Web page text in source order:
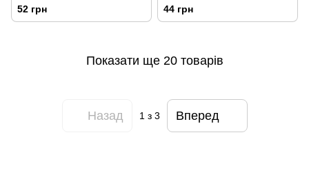
52 грн 44 грн
Показати ще 20 товарів
Назад 1з 3 Вперед